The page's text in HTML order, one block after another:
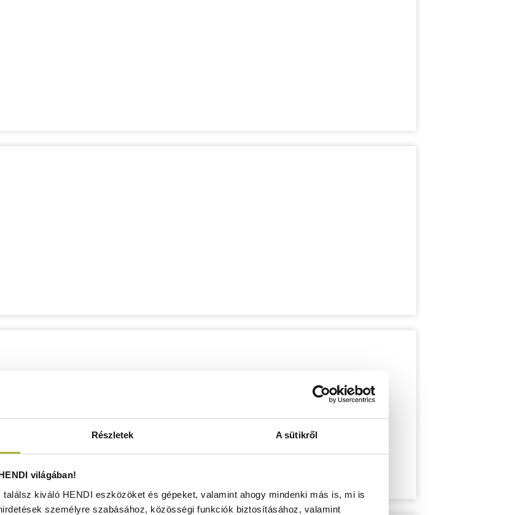
Részletek A sütikről
világában!
kiváló HENDI eszközöket és gépeket, valamint ahogy mindenki más is, mi is
személyre szabásához, közösségi funkciók biztosításához, valamint